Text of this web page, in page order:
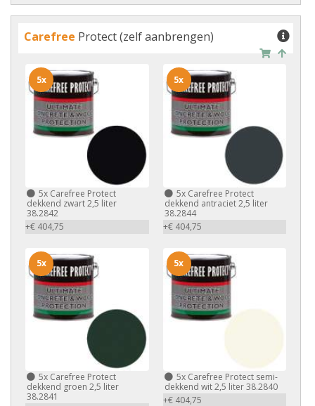
Carefree Protect (zelf aanbrengen)
5x Carefree Protect
dekkend zwart 2,5 liter
38.2842
+€ 404,75
5x
5xCarefree Protect
dekkend antraciet 2,5 liter
38.2844
+€ 404,75
5x
5x Carefree Protect
dekkend groen 2,5 liter
38.2841
5x
5xCarefree Protect semi-
dekkend wit 2,5 liter 38.2840
+€ 404,75
5x